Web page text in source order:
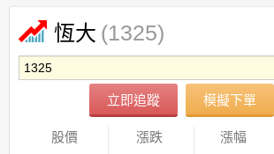
恆大 (1325)
立即追蹤 模擬下單
股價
漲跌
漲幅